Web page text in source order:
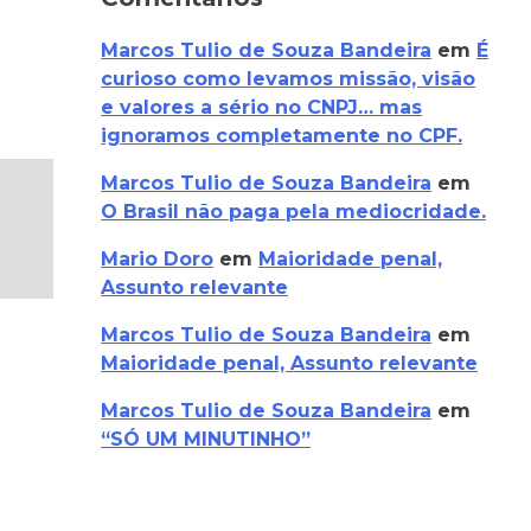
Marcos Tulio de Souza Bandeira em É
curioso como levamos missão, visão
e valores a sério no CNPJ… mas
ignoramos completamente no CPF.
Marcos Tulio de Souza Bandeira em
O Brasil não paga pela mediocridade.
Mario Doro em Maioridade penal,
Assunto relevante
Marcos Tulio de Souza Bandeira em
Maioridade penal, Assunto relevante
Marcos Tulio de Souza Bandeira em
“SÓ UM MINUTINHO”